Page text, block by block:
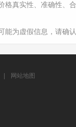
真实性、准确性、
为虚假信息，请确
网站地图